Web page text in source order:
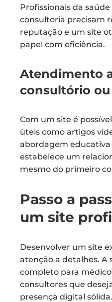
Profissionais da
consultoria precisam
reputação e um site
papel com eficiência.
Atendimento
consultório
Com um site é
úteis como artigos
abordagem
estabelece um
mesmo do primeiro
Passo a
um site
Desenvolver um site
atenção a detalhes. A
completo para
consultores que
presença digital sólida.